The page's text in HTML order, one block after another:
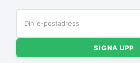
SIGNA UPP